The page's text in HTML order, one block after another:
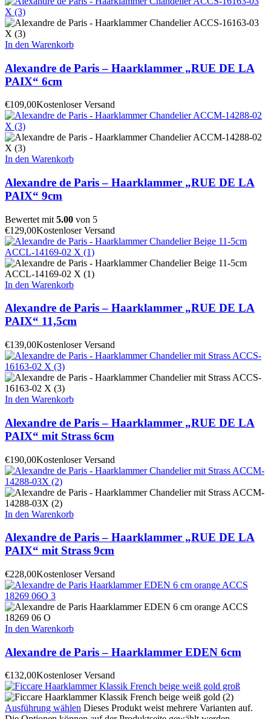
In den Warenkorb
Alexandre de Paris – Haarklammer „RUE DE LA
PAIX“ 6cm
€109,00Kostenloser Versand
In den Warenkorb
Alexandre de Paris – Haarklammer „RUE DE LA
PAIX“ 9cm
Bewertet mit 5.00 von 5
€129,00Kostenloser Versand
In den Warenkorb
Alexandre de Paris – Haarklammer „RUE DE LA
PAIX“ 11,5cm
€139,00Kostenloser Versand
In den Warenkorb
Alexandre de Paris – Haarklammer „RUE DE LA
PAIX“ mit Strass 6cm
€190,00Kostenloser Versand
In den Warenkorb
Alexandre de Paris – Haarklammer „RUE DE LA
PAIX“ mit Strass 9cm
€228,00Kostenloser Versand
In den Warenkorb
Alexandre de Paris – Haarklammer EDEN 6cm
€132,00Kostenloser Versand
Ausführung wählen Dieses Produkt weist mehrere Varianten auf.